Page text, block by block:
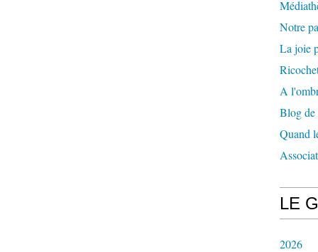
Notre
La joie
A
Blog de
Quand
LE
2026